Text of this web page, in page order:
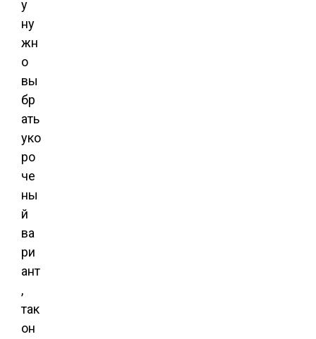
у
ну
жн
о
вы
бр
ать
уко
ро
че
ны
й
ва
ри
ант
,
так
он